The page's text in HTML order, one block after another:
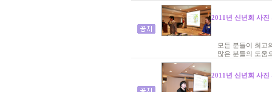
2011년 신년회 사진
모든 분들이 최고
많은 분들의 도움
2011년 신년회 사진